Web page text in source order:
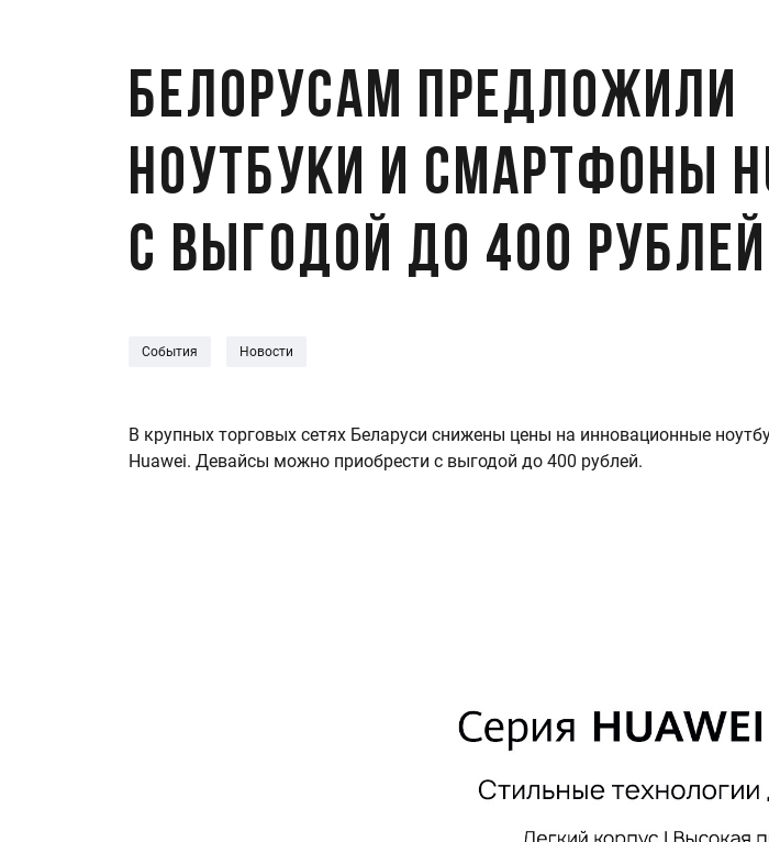
Белорусам предложили
ноутбуки и смартфоны
с выгодой до 400 рублей
События Новости
В крупных торговых сетях Беларуси снижены цены на инновационные
Huawei. Девайсы можно приобрести с выгодой до 400 рублей.